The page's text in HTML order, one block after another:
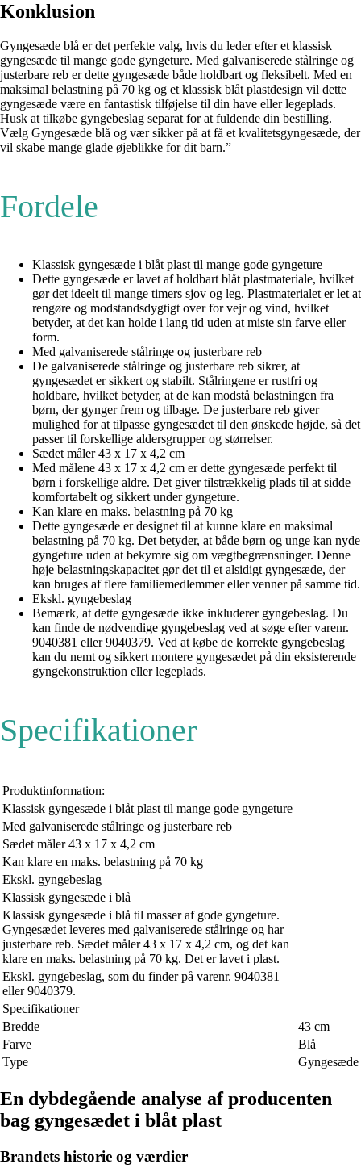
Konklusion
Gyngesæde blå er det perfekte valg, hvis du leder efter et klassisk
gyngesæde til mange gode gyngeture. Med galvaniserede stålringe og
justerbare reb er dette gyngesæde både holdbart og fleksibelt. Med en
maksimal belastning på 70 kg og et klassisk blåt plastdesign vil dette
gyngesæde være en fantastisk tilføjelse til din have eller legeplads.
Husk at tilkøbe gyngebeslag separat for at fuldende din bestilling.
Vælg Gyngesæde blå og vær sikker på at få et kvalitetsgyngesæde, der
vil skabe mange glade øjeblikke for dit barn.”
Fordele
Klassisk gyngesæde i blåt plast til mange gode gyngeture
Dette gyngesæde er lavet af holdbart blåt plastmateriale, hvilket
gør det ideelt til mange timers sjov og leg. Plastmaterialet er let at
rengøre og modstandsdygtigt over for vejr og vind, hvilket
betyder, at det kan holde i lang tid uden at miste sin farve eller
form.
Med galvaniserede stålringe og justerbare reb
De galvaniserede stålringe og justerbare reb sikrer, at
gyngesædet er sikkert og stabilt. Stålringene er rustfri og
holdbare, hvilket betyder, at de kan modstå belastningen fra
børn, der gynger frem og tilbage. De justerbare reb giver
mulighed for at tilpasse gyngesædet til den ønskede højde, så det
passer til forskellige aldersgrupper og størrelser.
Sædet måler 43 x 17 x 4,2 cm
Med målene 43 x 17 x 4,2 cm er dette gyngesæde perfekt til
børn i forskellige aldre. Det giver tilstrækkelig plads til at sidde
komfortabelt og sikkert under gyngeture.
Kan klare en maks. belastning på 70 kg
Dette gyngesæde er designet til at kunne klare en maksimal
belastning på 70 kg. Det betyder, at både børn og unge kan nyde
gyngeture uden at bekymre sig om vægtbegrænsninger. Denne
høje belastningskapacitet gør det til et alsidigt gyngesæde, der
kan bruges af flere familiemedlemmer eller venner på samme tid.
Ekskl. gyngebeslag
Bemærk, at dette gyngesæde ikke inkluderer gyngebeslag. Du
kan finde de nødvendige gyngebeslag ved at søge efter varenr.
9040381 eller 9040379. Ved at købe de korrekte gyngebeslag
kan du nemt og sikkert montere gyngesædet på din eksisterende
gyngekonstruktion eller legeplads.
Specifikationer
Produktinformation:
Klassisk gyngesæde i blåt plast til mange gode gyngeture
Med galvaniserede stålringe og justerbare reb
Sædet måler 43 x 17 x 4,2 cm
Kan klare en maks. belastning på 70 kg
Ekskl. gyngebeslag
Klassisk gyngesæde i blå
Klassisk gyngesæde i blå til masser af gode gyngeture.
Gyngesædet leveres med galvaniserede stålringe og har
justerbare reb. Sædet måler 43 x 17 x 4,2 cm, og det kan
klare en maks. belastning på 70 kg. Det er lavet i plast.
Ekskl. gyngebeslag, som du finder på varenr. 9040381
eller 9040379.
Specifikationer
Bredde
43 cm
Farve
Blå
Type
Gyngesæde
En dybdegående analyse af producenten
bag gyngesædet i blåt plast
Brandets historie og værdier